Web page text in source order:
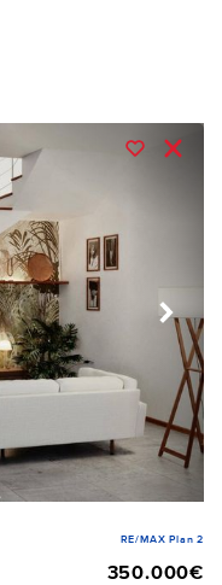
RE/MAX Plan 2
350.000€